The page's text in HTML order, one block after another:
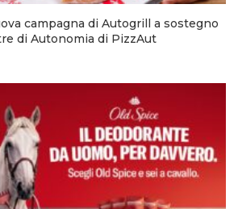
campagna di Autogrill a sostegno
di Autonomia di PizzAut